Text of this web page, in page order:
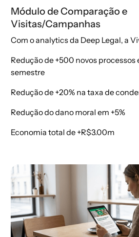
Módulo de Comparação e
Visitas/Campanhas
Com o analytics da Deep Legal, a
Redução de +500 novos
semestre​
Redução de +20% na taxa de
Redução do dano moral em +5%​
Economia total de +R$3.00m